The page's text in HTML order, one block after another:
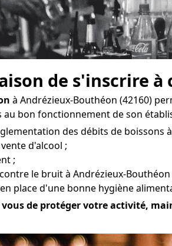
de s'inscrire
à Andrézieux-Bouthéon (42160)
au bon fonctionnement de son
des débits de boissons
d'alcool ;
;
le bruit à Andrézieux-Bouthéon
place d'une bonne hygiène
vous de protéger votre activité,